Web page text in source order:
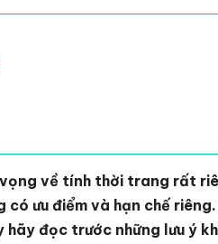
về tính thời trang rất
ưu điểm và hạn chế
đọc trước những lưu ý